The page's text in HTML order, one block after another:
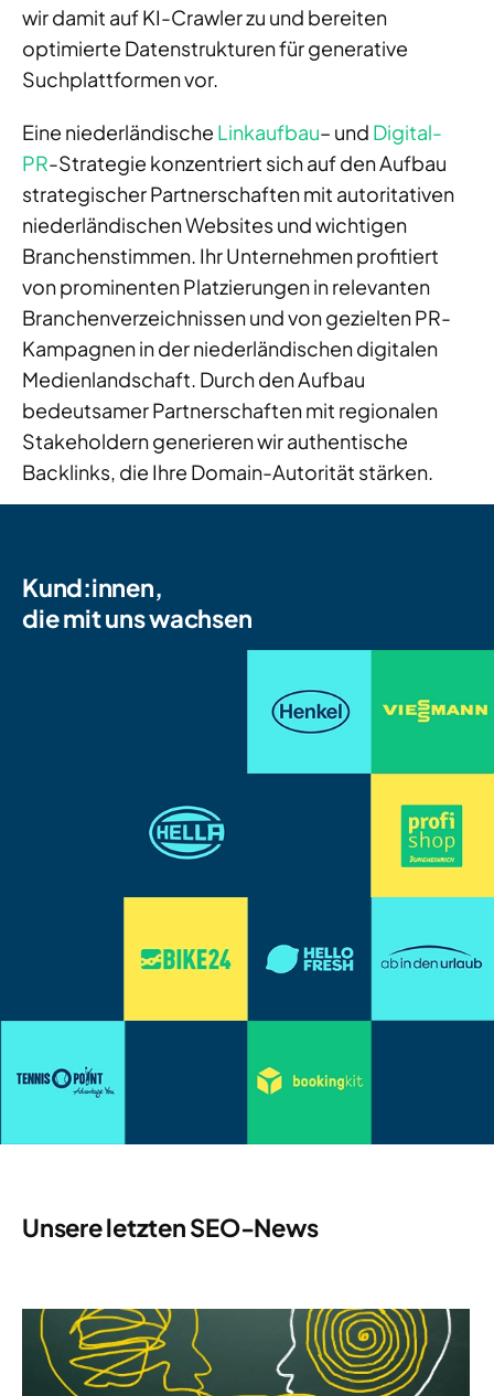
wir damit auf KI-Crawler zu und bereiten
optimierte Datenstrukturen für generative
Suchplattformen vor.
Eine niederländische Linkaufbau– und Digital-
PR-Strategie konzentriert sich auf den Aufbau
strategischer Partnerschaften mit autoritativen
niederländischen Websites und wichtigen
Branchenstimmen. Ihr Unternehmen profitiert
von prominenten Platzierungen in relevanten
Branchenverzeichnissen und von gezielten PR-
Kampagnen in der niederländischen digitalen
Medienlandschaft. Durch den Aufbau
bedeutsamer Partnerschaften mit regionalen
Stakeholdern generieren wir authentische
Backlinks, die Ihre Domain-Autorität stärken.
Kund:innen,
die mit uns wachsen
Unsere letzten SEO-News